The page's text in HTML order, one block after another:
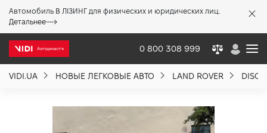
Автомобиль В ЛІЗИНГ для физических и юридических лиц.
Детальнее
0 800 308 999
VIDI.UA НОВЫЕ ЛЕГКОВЫЕ АВТО LAND ROVER